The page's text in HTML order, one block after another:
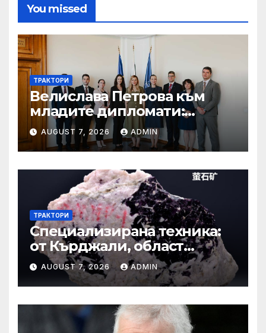
You missed
ТРАКТОРИ
Велислава Петрова към
младите дипломати:
Бъдете смели, уверени и
винаги отстоявайте
интересите на България
AUGUST 7, 2026 ADMIN
ТРАКТОРИ
Специализирана техника:
от Кърджали, област
Кърджали Втора ръка и
нови с ТОП цени онлайн от
цяла България — Bazar.bg
AUGUST 7, 2026 ADMIN